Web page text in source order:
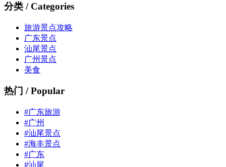
分类 / Categories
旅游景点攻略
广东景点
汕尾景点
广州景点
美食
热门 / Popular
#广东旅游
#广州
#汕尾景点
#海丰景点
#广东
#汕尾